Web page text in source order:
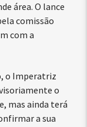
área. O lance
comissão
com a
o Imperatriz
o
mas ainda terá
a sua